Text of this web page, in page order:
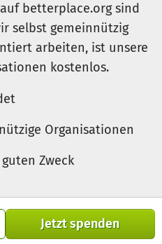
Jetzt spenden
versorgt und können an
Capoeira teilnehmen.
Spenden aus Brasilien und
über ausreichend Spenden
Flávio viel eigene Mittel in
Albtraum selbst hinter
über 60 Jahre alt, ist
Das Casa Dia leitet er
ist die Drogenkriminalität
Arraial d’Ajuda
betterplace.org sind
selbst gemeinnützig
arbeiten, ist unsere
kostenlos.
Organisationen
Zweck